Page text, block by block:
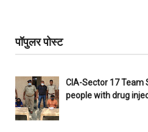
पॉपुलर पोस्ट
CIA-Sector 17 Team
people with drug